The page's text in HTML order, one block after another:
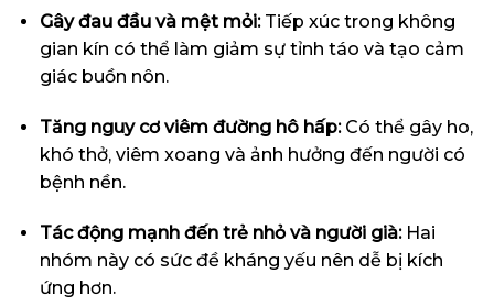
Gây đau đầu và mệt mỏi:Tiếp xúc trong không
gian kín có thể làm giảm sự tỉnh táo và tạo cảm
giác buồn nôn.
Tăng nguy cơ viêm đường hô hấp:Có thể gây ho,
khó thở, viêm xoang và ảnh hưởng đến người có
bệnh nền.
Tác động mạnh đến trẻ nhỏ và người già:Hai
nhóm này có sức đề kháng yếu nên dễ bị kích
ứng hơn.